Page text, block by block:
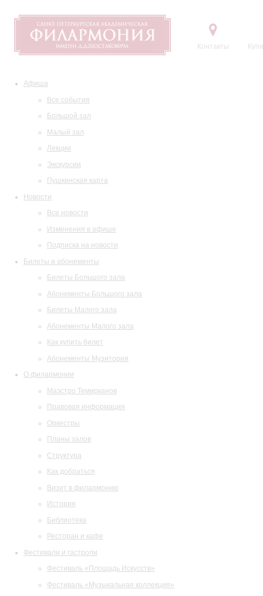
Контакты
Афиша
Все события
Большой зал
Малый зал
Лекции
Экскурсии
Пушкинская карта
Новости
Все новости
Изменения в афише
Подписка на новости
Билеты и абонементы
Билеты Большого зала
Абонементы Большого зала
Билеты Малого зала
Абонементы Малого зала
Как купить билет
Абонементы Музитория
О филармонии
Маэстро Темирканов
Правовая информация
Оркестры
Планы залов
Структура
Как добраться
Визит в филармонию
История
Библиотека
Ресторан и кафе
Фестивали и гастроли
Фестиваль «Площадь Искусств»
Фестиваль «Музыкальная коллекция»